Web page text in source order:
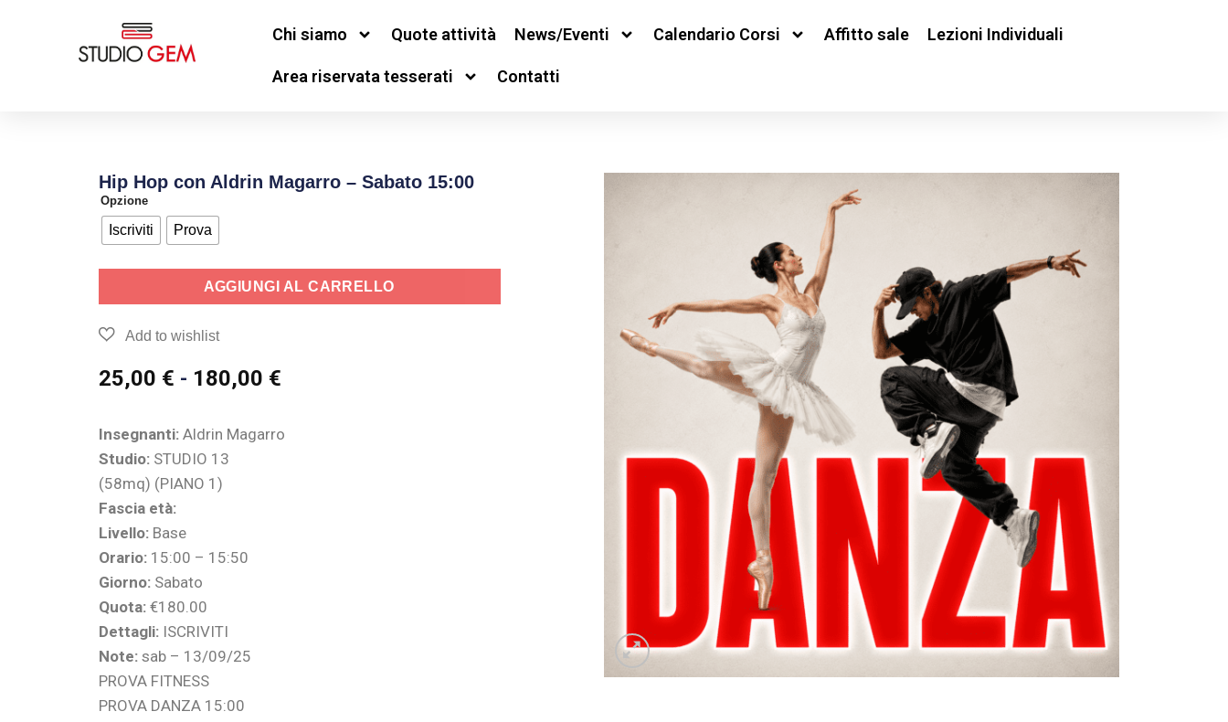
Chi siamo Quote attività News/Eventi Calendario Corsi Affitto sale Lezioni Individuali
Area riservata tesserati Contatti
Hip Hop con Aldrin Magarro – Sabato 15:00
Opzione
Iscriviti Prova
AGGIUNGI AL CARRELLO
25,00 € - 180,00 €
Insegnanti:Aldrin Magarro
Studio:STUDIO 13
(58mq) (PIANO 1)
Fascia età:
Livello:Base
Orario:15:00 – 15:50
Giorno:Sabato
Quota:€180.00
Dettagli:ISCRIVITI
Note:sab – 13/09/25
PROVA FITNESS
PROVA DANZA 15:00